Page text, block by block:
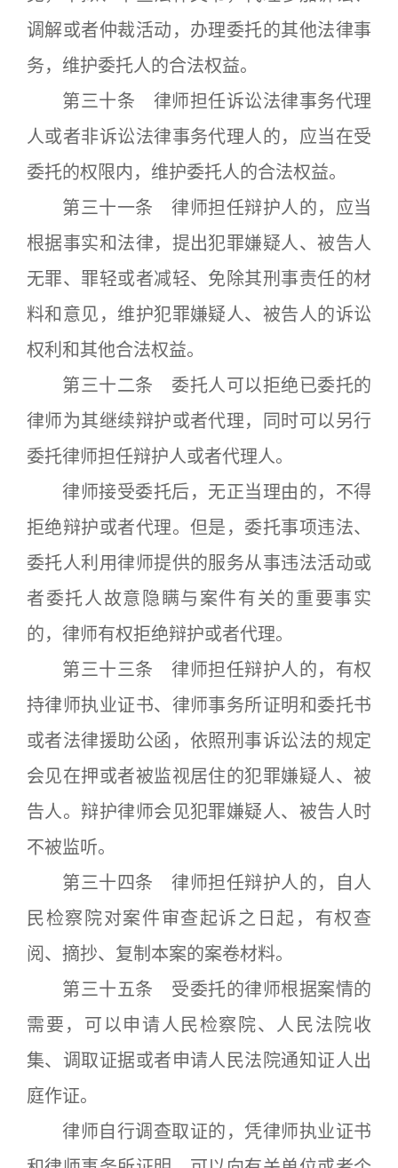
调解或者仲裁活动，办理委托的其他法律事
务，维护委托人的合法权益。
第三十条 律师担任诉讼法律事务代理
人或者非诉讼法律事务代理人的，应当在受
委托的权限内，维护委托人的合法权益。
第三十一条 律师担任辩护人的，应当
根据事实和法律，提出犯罪嫌疑人、被告人
无罪、罪轻或者减轻、免除其刑事责任的材
料和意见，维护犯罪嫌疑人、被告人的诉讼
权利和其他合法权益。
第三十二条 委托人可以拒绝已委托的
律师为其继续辩护或者代理，同时可以另行
委托律师担任辩护人或者代理人。
律师接受委托后，无正当理由的，不得
拒绝辩护或者代理。但是，委托事项违法、
委托人利用律师提供的服务从事违法活动或
者委托人故意隐瞒与案件有关的重要事实
的，律师有权拒绝辩护或者代理。
第三十三条 律师担任辩护人的，有权
持律师执业证书、律师事务所证明和委托书
或者法律援助公函，依照刑事诉讼法的规定
会见在押或者被监视居住的犯罪嫌疑人、被
告人。辩护律师会见犯罪嫌疑人、被告人时
不被监听。
第三十四条 律师担任辩护人的，自人
民检察院对案件审查起诉之日起，有权查
阅、摘抄、复制本案的案卷材料。
第三十五条 受委托的律师根据案情的
需要，可以申请人民检察院、人民法院收
集、调取证据或者申请人民法院通知证人出
庭作证。
律师自行调查取证的，凭律师执业证书